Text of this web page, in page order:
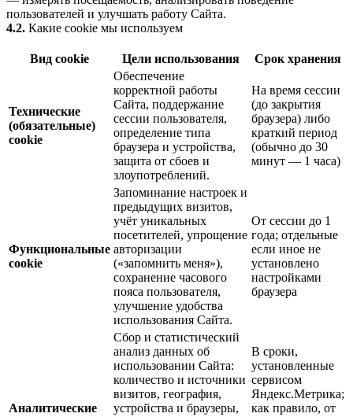
пользователей и улучшать работу Сайта.
4.2. Какие cookie мы используем
Вид cookie Цели использования Срок хранения
Технические
(обязательные)
cookie
Обеспечение
корректной работы
Сайта, поддержание
сессии пользователя,
определение типа
браузера и устройства,
защита от сбоев и
злоупотреблений.
На время сессии
(до закрытия
браузера) либо
краткий период
(обычно до 30
минут — 1 часа)
Функциональные
cookie
Запоминание настроек и
предыдущих визитов,
учёт уникальных
посетителей, упрощение
авторизации
(«запомнить меня»),
сохранение часового
пояса пользователя,
улучшение удобства
использования Сайта.
От сессии до 1
года; отдельные
если иное не
установлено
настройками
браузера
Аналитические
Сбор и статистический
анализ данных об
использовании Сайта:
количество и источники
визитов, география,
устройства и браузеры,
В сроки,
установленные
сервисом
Яндекс.Метрика;
как правило, от